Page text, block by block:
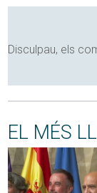
Disculpau, els
EL MÉS